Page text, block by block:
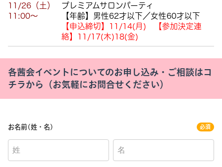
11/26（土）
11:00～
プレミアムサロンパーティ
【年齢】男性62才以下／女性60才以下
【申込締切】11 /14(月 ) 【参加決定連
絡】11 /17(木)18(金)
各茜会イベントについてのお申し込み・ご相談はコ
チラから（お気軽にお問合せください）
お名前(姓・名) 必須